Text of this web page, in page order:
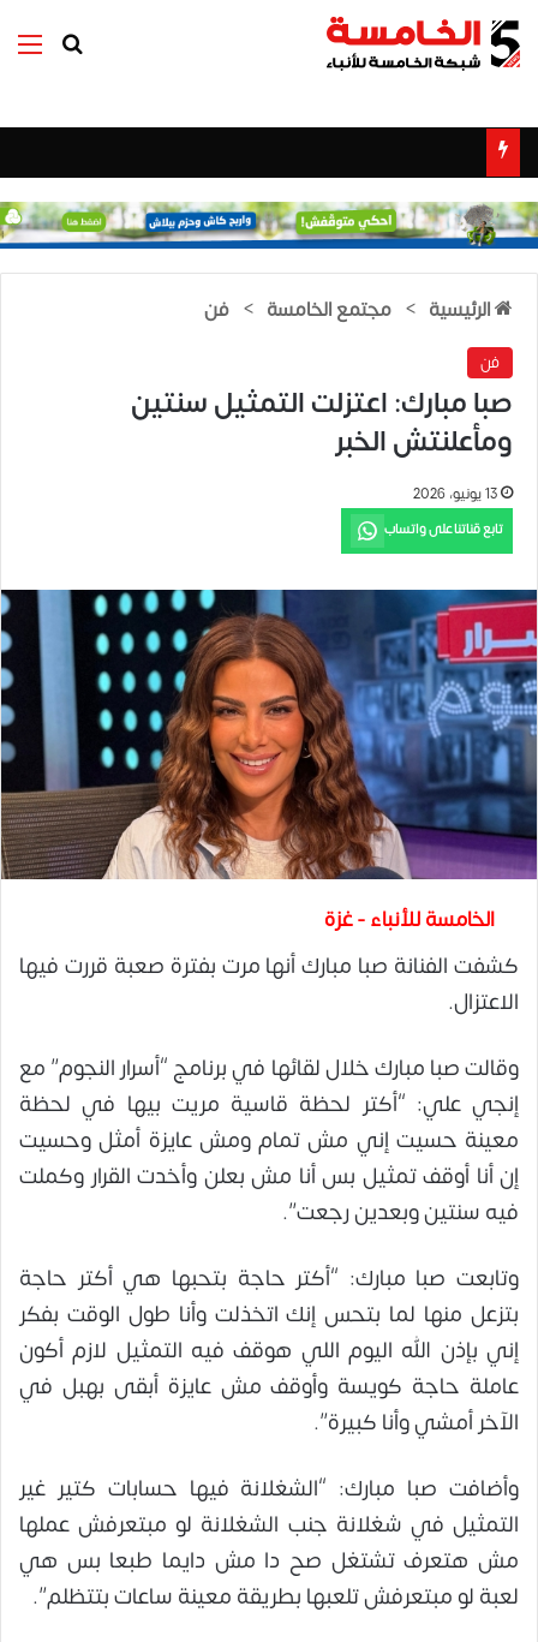
بحث عن
الرئيسية > مجتمع الخامسة > فن
فن
صبا مبارك: اعتزلت التمثيل سنتين
ومأعلنتش الخبر
13 يونيو، 2026
تابع قناتنا على واتساب
الخامسة للأنباء - غزة
كشفت الفنانة صبا مبارك أنها مرت بفترة صعبة قررت فيها
الاعتزال.
وقالت صبا مبارك خلال لقائها في برنامج “أسرار النجوم” مع
إنجي علي: “أكتر لحظة قاسية مريت بيها في لحظة
معينة حسيت إني مش تمام ومش عايزة أمثل وحسيت
إن أنا أوقف تمثيل بس أنا مش بعلن وأخدت القرار وكملت
فيه سنتين وبعدين رجعت”.
وتابعت صبا مبارك: “أكتر حاجة بتحبها هي أكتر حاجة
بتزعل منها لما بتحس إنك اتخذلت وأنا طول الوقت بفكر
إني بإذن الله اليوم اللي هوقف فيه التمثيل لازم أكون
عاملة حاجة كويسة وأوقف مش عايزة أبقى بهبل في
الآخر أمشي وأنا كبيرة”.
وأضافت صبا مبارك: “الشغلانة فيها حسابات كتير غير
التمثيل في شغلانة جنب الشغلانة لو مبتعرفش عملها
مش هتعرف تشتغل صح دا مش دايما طبعا بس هي
لعبة لو مبتعرفش تلعبها بطريقة معينة ساعات بتتظلم”.